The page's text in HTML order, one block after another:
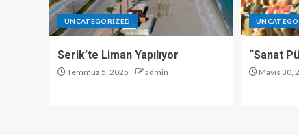
UNCATEGORIZED
Serik’te Liman Yapılıyor
Temmuz 5, 2025 admin
“Sanat
Mayıs 30,